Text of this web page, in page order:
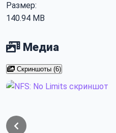
Размер:
140.94 MB
Медиа
Скриншоты (6)